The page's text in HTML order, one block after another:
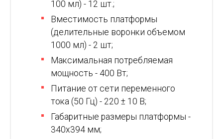
100 мл) - 12 шт.;
Вместимость платформы
(делительные воронки объемом
1000 мл) - 2 шт;
Максимальная потребляемая
мощность - 400 Вт;
Питание от сети переменного
тока (50 Гц) - 220 ± 10 В;
Габаритные размеры платформы -
340х394 мм;